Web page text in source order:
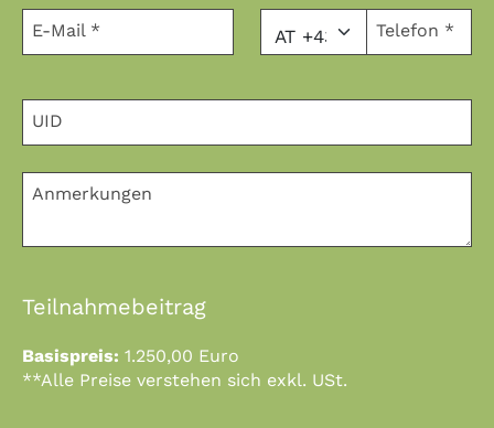
E-Mail * Telefon Telefon *
UID
Anmerkungen
Teilnahmebeitrag
Basispreis: 1.250,00 Euro
**Alle Preise verstehen sich exkl. USt.